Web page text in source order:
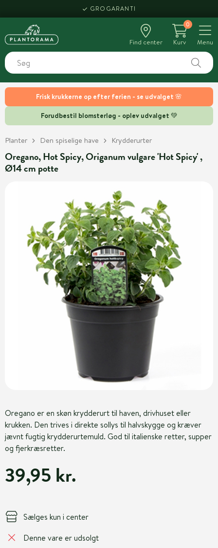
Frisk krukkerne op efter ferien - se udvalget 🌸
Forudbestil blomsterløg - oplev udvalget 💚
GROGARANTI
Find center
0
Kurv
Menu
Planter Den spiselige have Krydderurter
Oregano, Hot Spicy, Origanum vulgare 'Hot Spicy' ,
Ø14 cm potte
Oregano er en skøn krydderurt til haven, drivhuset eller
krukken. Den trives i direkte sollys til halvskygge og kræver
jævnt fugtig krydderurtemuld. God til italienske retter, supper
og fjerkræsretter.
39,95 kr.
Sælges kun i center
Denne vare er udsolgt